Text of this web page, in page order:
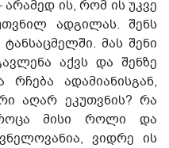
ის, რომ ის უკვე
ადგილას. შენს
მას შენი
აქვს და შენზე
ადამიანისგან,
აღარ ეკუთვნის? რა
როცა მისი როლი და
ვიდრე ის